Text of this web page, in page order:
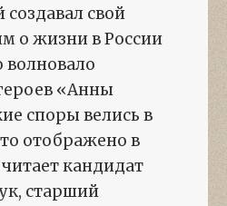
свой
о жизни в России
волновало
«Анны
споры велись в
отображено в
кандидат
старший